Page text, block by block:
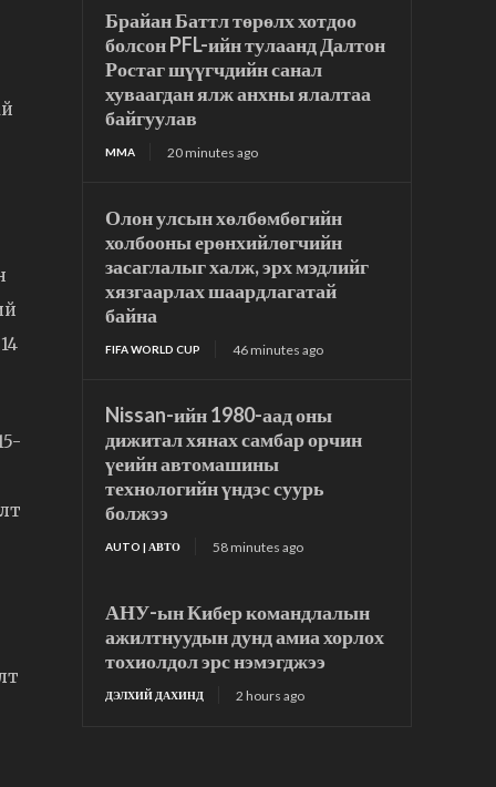
Брайан Баттл төрөлх хотдоо
болсон PFL-ийн тулаанд Далтон
Ростаг шүүгчдийн санал
хуваагдан ялж анхны ялалтаа
байгуулав
MMA 20 minutes ago
Олон улсын хөлбөмбөгийн
холбооны ерөнхийлөгчийн
засаглалыг халж, эрх мэдлийг
хязгаарлах шаардлагатай
байна
FIFA WORLD CUP 46 minutes ago
Nissan-ийн 1980-аад оны
дижитал хянах самбар орчин
үеийн автомашины
технологийн үндэс суурь
болжээ
AUTO | АВТО 58 minutes ago
АНУ-ын Кибер командлалын
ажилтнуудын дунд амиа хорлох
тохиолдол эрс нэмэгджээ
ДЭЛХИЙ ДАХИНД 2 hours ago